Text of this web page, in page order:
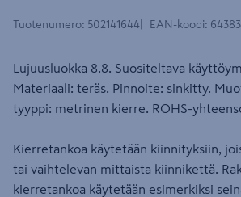
Tuotenumero: 502141644 EAN-koodi:
Lujuusluokka 8.8. Suositeltava
Materiaali: teräs. Pinnoite: sinkitty.
tyyppi: metrinen kierre. ROHS-
Kierretankoa käytetään kiinnityksiin,
tai vaihtelevan mittaista kiinnikettä.
kierretankoa käytetään esimerkiksi